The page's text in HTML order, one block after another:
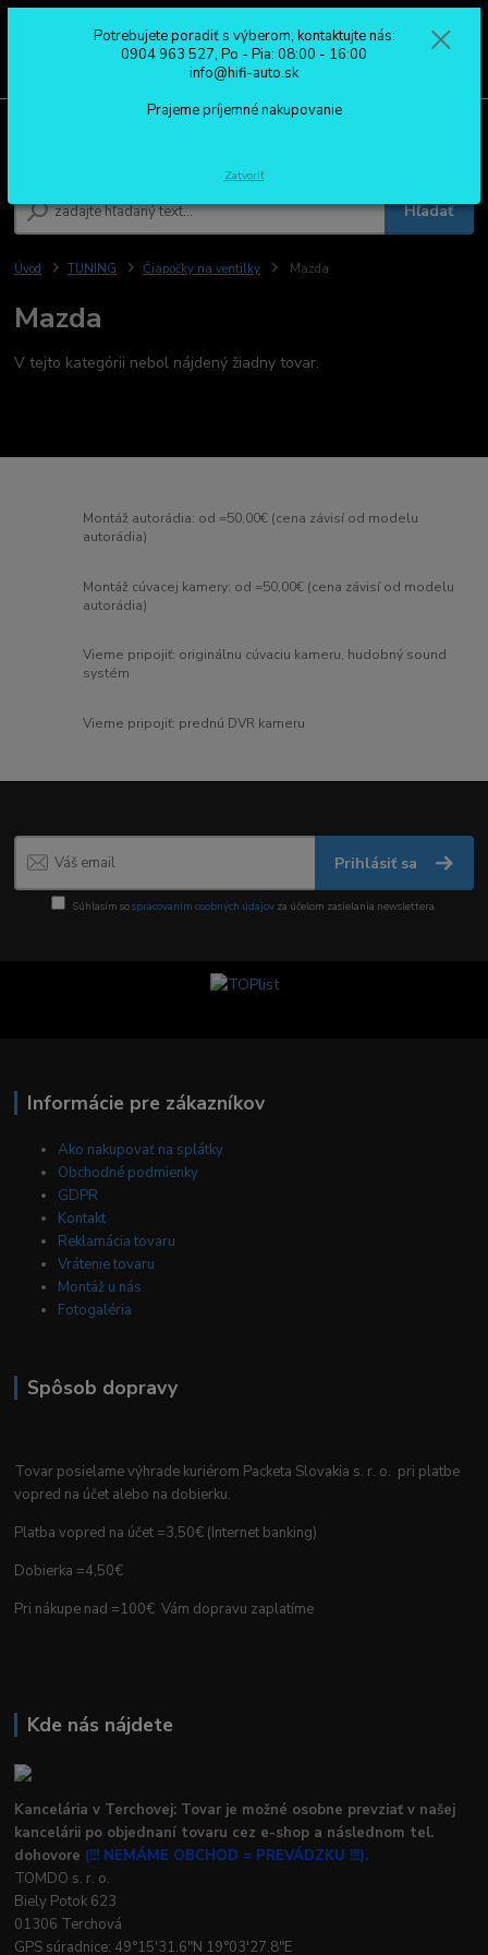
Hľadať
0904 963 527
Po - Pia: 08:00 - 16:00
Úvod TUNING Čiapočky na ventilky Mazda
Mazda
V tejto kategórii nebol nájdený žiadny tovar.
Montáž autorádia: od =50,00€ (cena závisí od modelu
autorádia)
Montáž cúvacej kamery: od =50,00€ (cena závisí od modelu
autorádia)
Vieme pripojiť: originálnu cúvaciu kameru, hudobný sound
systém
Vieme pripojiť: prednú DVR kameru
Prihlásiť sa
Súhlasím sospracovaním osobných údajov za účelom zasielania newslettera.
Informácie pre zákazníkov
Ako nakupovať na splátky
Obchodné podmienky
GDPR
Kontakt
Reklamácia tovaru
Vrátenie tovaru
Montáž u nás
Fotogaléria
Spôsob dopravy
Tovar posielame výhrade kuriérom Packeta Slovakia s. r. o. pri platbe
vopred na účet alebo na dobierku.
Platba vopred na účet =3,50€ (Internet banking)
Dobierka =4,50€
Pri nákupe nad =100€ Vám dopravu zaplatíme
Kde nás nájdete
Kancelária v Terchovej: Tovar je možné osobne prevziať v našej
kancelárii po objednaní tovaru cez e-shop a následnom tel.
dohovore (!!! NEMÁME OBCHOD = PREVÁDZKU !!!).
TOMDO s. r. o.
Biely Potok 623
01306 Terchová
GPS súradnice: 49°15'31.6"N 19°03'27.8"E
Potrebujete poradiť s výberom, kontaktujte nás:
0904 963 527, Po - Pia: 08:00 - 16:00
info@hifi-auto.sk
Prajeme príjemné nakupovanie
Zatvoriť